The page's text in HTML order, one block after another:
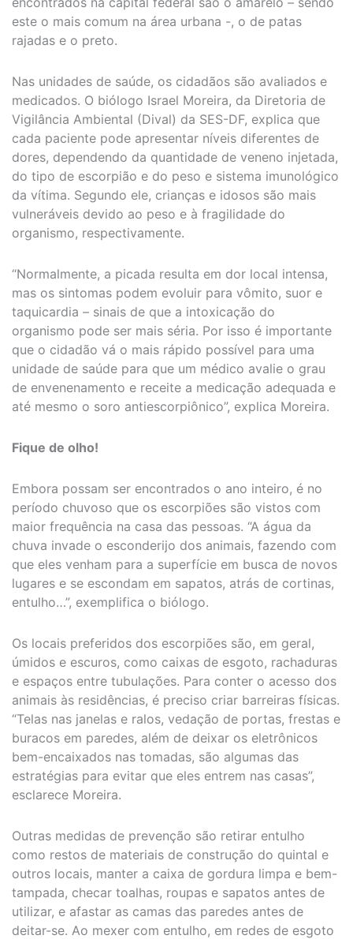
este o mais comum na área urbana -, o de patas
rajadas e o preto.
Nas unidades de saúde, os cidadãos são avaliados e
medicados. O biólogo Israel Moreira, da Diretoria de
Vigilância Ambiental (Dival) da SES-DF, explica que
cada paciente pode apresentar níveis diferentes de
dores, dependendo da quantidade de veneno injetada,
do tipo de escorpião e do peso e sistema imunológico
da vítima. Segundo ele, crianças e idosos são mais
vulneráveis devido ao peso e à fragilidade do
organismo, respectivamente.
“Normalmente, a picada resulta em dor local intensa,
mas os sintomas podem evoluir para vômito, suor e
taquicardia – sinais de que a intoxicação do
organismo pode ser mais séria. Por isso é importante
que o cidadão vá o mais rápido possível para uma
unidade de saúde para que um médico avalie o grau
de envenenamento e receite a medicação adequada e
até mesmo o soro antiescorpiônico”, explica Moreira.
Fique de olho!
Embora possam ser encontrados o ano inteiro, é no
período chuvoso que os escorpiões são vistos com
maior frequência na casa das pessoas. “A água da
chuva invade o esconderijo dos animais, fazendo com
que eles venham para a superfície em busca de novos
lugares e se escondam em sapatos, atrás de cortinas,
entulho…”, exemplifica o biólogo.
Os locais preferidos dos escorpiões são, em geral,
úmidos e escuros, como caixas de esgoto, rachaduras
e espaços entre tubulações. Para conter o acesso dos
animais às residências, é preciso criar barreiras físicas.
“Telas nas janelas e ralos, vedação de portas, frestas e
buracos em paredes, além de deixar os eletrônicos
bem-encaixados nas tomadas, são algumas das
estratégias para evitar que eles entrem nas casas”,
esclarece Moreira.
Outras medidas de prevenção são retirar entulho
como restos de materiais de construção do quintal e
outros locais, manter a caixa de gordura limpa e bem-
tampada, checar toalhas, roupas e sapatos antes de
utilizar, e afastar as camas das paredes antes de
deitar-se. Ao mexer com entulho, em redes de esgoto